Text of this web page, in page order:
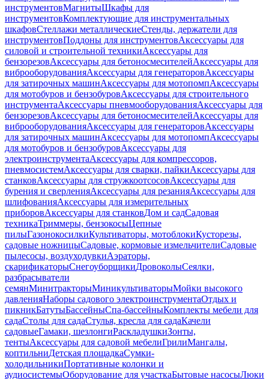
инструментовМагнитыШкафы для
инструментовКомплектующие для инструментальных
шкафовСтеллажи металлическиеСтенды, держатели для
инструментовПоддоны для инструментовАксессуары для
силовой и строительной техникиАксессуары для
бензорезовАксессуары для бетоносмесителейАксессуары для
виброоборудованияАксессуары для генераторовАксессуары
для затирочных машинАксессуары для мотопомпАксессуары
для мотобуров и бензобуровАксессуары для строительного
инструментаАксессуары пневмооборудованияАксессуары для
бензорезовАксессуары для бетоносмесителейАксессуары для
виброоборудованияАксессуары для генераторовАксессуары
для затирочных машинАксессуары для мотопомпАксессуары
для мотобуров и бензобуровАксессуары для
электроинструментаАксессуары для компрессоров,
пневмосистемАксессуары для сварки, пайкиАксессуары для
станковАксессуары для стружкоотсосовАксессуары для
бурения и сверленияАксессуары для резанияАксессуары для
шлифованияАксессуары для измерительных
приборовАксессуары для станковДом и садСадовая
техникаТриммеры, бензокосыЦепные
пилыГазонокосилкиКультиваторы, мотоблокиКусторезы,
садовые ножницыСадовые, кормовые измельчителиСадовые
пылесосы, воздуходувкиАэраторы,
скарификаторыСнегоуборщикиДровоколыСеялки,
разбрасыватели
семянМинитракторыМиникультиваторыМойки высокого
давленияНаборы садового электроинструментаОтдых и
пикникБатутыБассейныСпа-бассейныКомплекты мебели для
садаСтолы для садаСтулья, кресла для садаКачели
садовыеГамаки, шезлонгиРаскладушкиЗонты,
тентыАксессуары для садовой мебелиГрилиМангалы,
коптильниДетская площадкаСумки-
холодильникиПортативные колонки и
аудиосистемыОборудование для участкаБытовые насосыЛюки